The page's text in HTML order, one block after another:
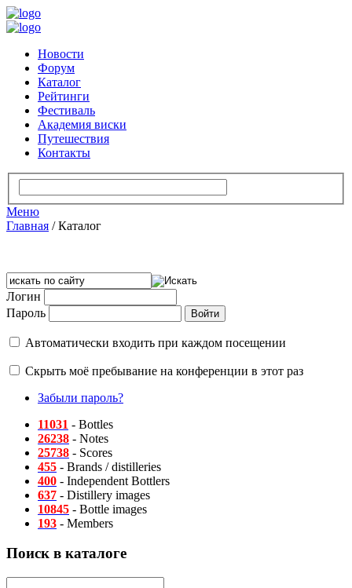
Новости
Форум
Каталог
Рейтинги
Фестиваль
Академия виски
Путешествия
Контакты
Меню
Главная /Каталог
Логин
Пароль
Автоматически входить при каждом посещении
Скрыть моё пребывание на конференции в этот раз
Забыли пароль?
11031 - Bottles
26238 - Notes
25738 - Scores
455 - Brands / distilleries
400 - Independent Bottlers
637 - Distillery images
10845 - Bottle images
193 - Members
Поиск в каталоге